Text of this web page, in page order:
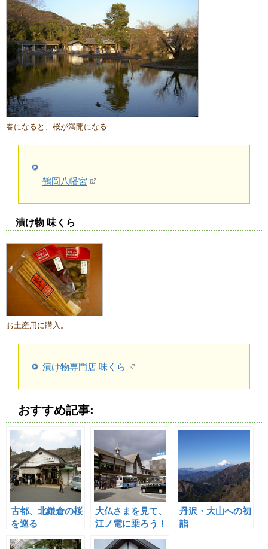
春になると、桜が満開になる
鶴岡八幡宮
漬け物 味くら
お土産用に購入。
漬け物専門店 味くら
おすすめ記事:
古都、北鎌倉の桜
を巡る
大仏さまを見て、
江ノ電に乗ろう！
丹沢・大山への初
詣